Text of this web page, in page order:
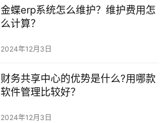
金蝶erp系统怎么维护？维护费用怎
么计算？
2024年12月3日
财务共享中心的优势是什么?用哪款
软件管理比较好？
2024年12月3日